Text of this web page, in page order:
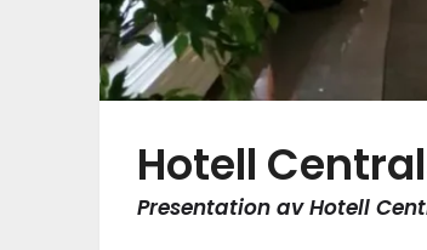
Hotell
Presentation av Hotell